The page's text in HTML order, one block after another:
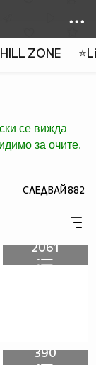
ZONE
се вижда
за очите.
СЛЕДВАЙ882
2061
390